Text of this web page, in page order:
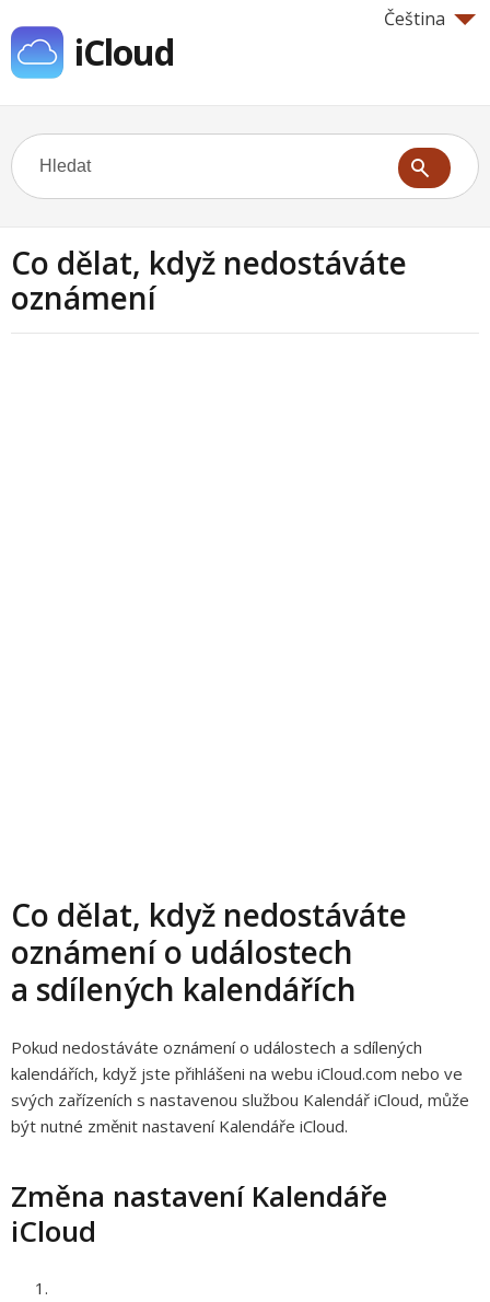
Čeština
iCloud
Co dělat, když nedostáváte
oznámení
Co dělat, když nedostáváte
oznámení o událostech
a sdílených kalendářích
Pokud nedostáváte oznámení o událostech a sdílených
kalendářích, když jste přihlášeni na webu iCloud.com nebo ve
svých zařízeních s nastavenou službou Kalendář iCloud, může
být nutné změnit nastavení Kalendáře iCloud.
Změna nastavení Kalendáře
iCloud